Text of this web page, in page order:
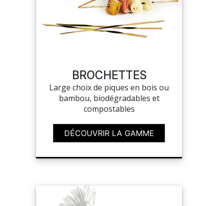
SUR-MESURE
BROCHETTES
Large choix de piques en bois ou
bambou, biodégradables et
compostables
DÉCOUVRIR LA GAMME